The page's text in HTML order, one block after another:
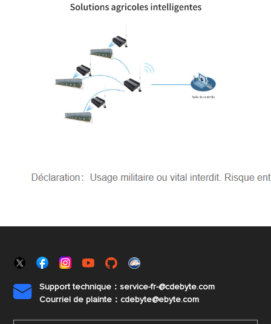

Support technique：service-fr-@cdebyte.com
Courriel de plainte：cdebyte@ebyte.com